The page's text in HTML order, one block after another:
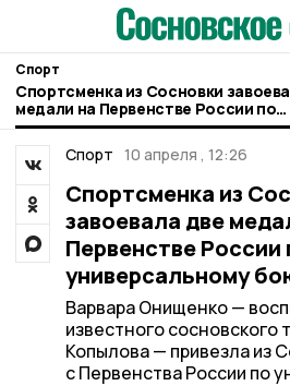
Спорт
Спортсменка из Сосновки
медали на Первенстве России по
универсальному бою
Спорт 10 апреля , 12:26
Спортсменка из
завоевала две
Первенстве России
универсальному
Варвара Онищенко —
известного сосновского
Копылова — привезла из
с Первенства России по